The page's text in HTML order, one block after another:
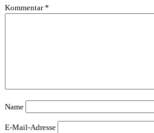
Kommentar*
Name
E-Mail-Adresse